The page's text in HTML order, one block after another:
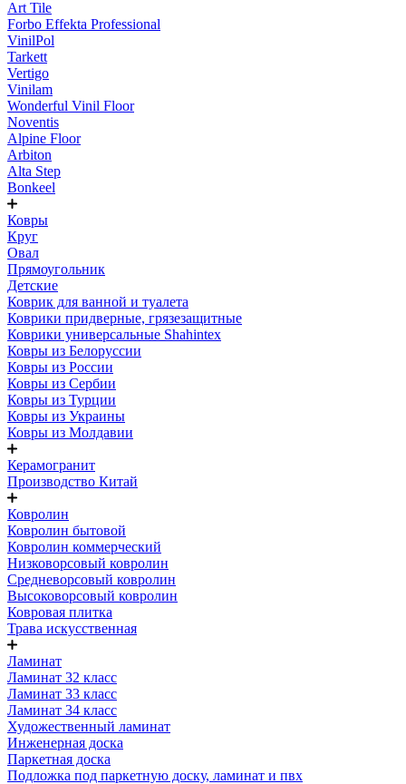
Art Tile
Forbo Effekta Professional
VinilPol
Tarkett
Vertigo
Vinilam
Wonderful Vinil Floor
Noventis
Alpine Floor
Arbiton
Alta Step
Bonkeel
Ковры
Круг
Овал
Прямоугольник
Детские
Коврик для ванной и туалета
Коврики придверные, грязезащитные
Коврики универсальные Shahintex
Ковры из Белоруссии
Ковры из России
Ковры из Сербии
Ковры из Турции
Ковры из Украины
Ковры из Молдавии
Керамогранит
Производство Китай
Ковролин
Ковролин бытовой
Ковролин коммерческий
Низковорсовый ковролин
Средневорсовый ковролин
Высоковорсовый ковролин
Ковровая плитка
Трава искусственная
Ламинат
Ламинат 32 класс
Ламинат 33 класс
Ламинат 34 класс
Художественный ламинат
Инженерная доска
Паркетная доска
Подложка под паркетную доску, ламинат и пвх